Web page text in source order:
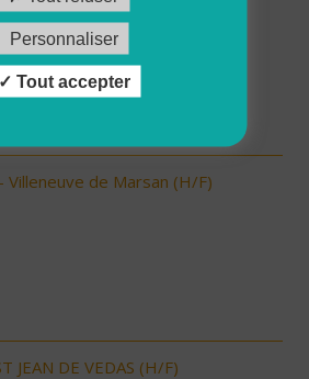
Villeneuve de Marsan (H/F)
JEAN DE VEDAS (H/F)
Personnaliser
Tout accepter